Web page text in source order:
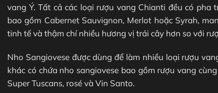
vang Ý. Tất cả các loại rượu vang Chianti đều có
bao gồm Cabernet Sauvignon, Merlot hoặc Syrah,
tinh tế và thậm chí nhiều hương vị trái cây hơn so với
Nho Sangiovese được dùng để làm nhiều loại rượu
khác có chứa nho sangiovese bao gồm rượu vang
Super Tuscans, rosé và Vin Santo.